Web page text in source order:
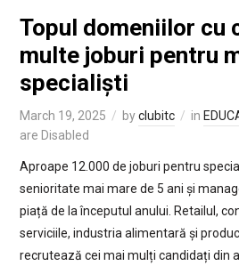
Topul domeniilor cu
multe joburi pentru
specialiști
March 19, 2025 byclubitc in
are Disabled
Aproape 12.000 de joburi pentru
senioritate mai mare de 5 ani și
piață de la începutul anului. Retailul,
serviciile, industria alimentară și
recrutează cei mai mulți candidați din